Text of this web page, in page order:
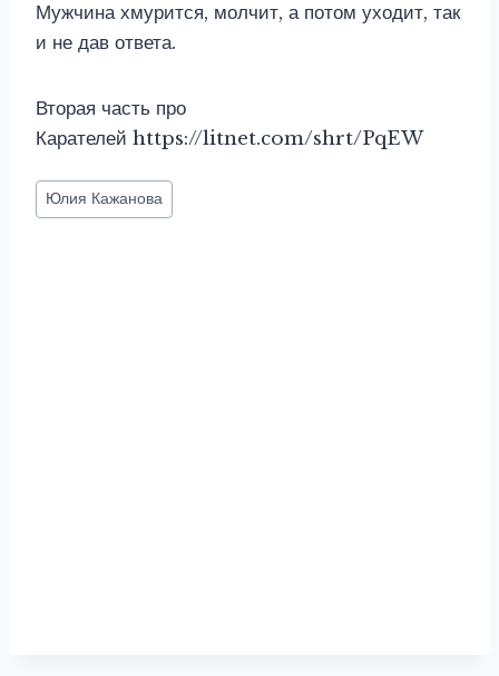
Мужчина хмурится, молчит, а потом уходит, так
и не дав ответа.
Вторая часть про
Карателей https://litnet.com/shrt/PqEW
Метки
записи:
Юлия Кажанова